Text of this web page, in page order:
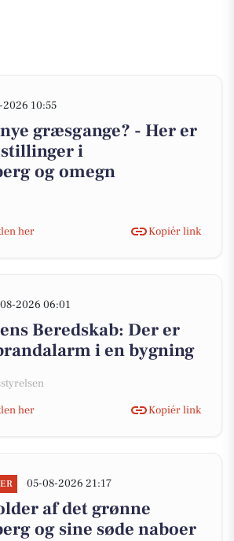
10:55
græsgange? - Her er
i
og omegn
her
Kopiér link
2026 06:01
Beredskab: Der er
i en bygning
her
Kopiér link
05-08-2026 21:17
af det grønne
og sine søde naboer